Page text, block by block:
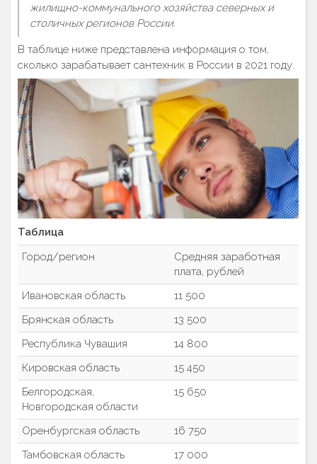
жилищно-коммунального хозяйства северных и
столичных регионов России.
В таблице ниже представлена информация о том,
сколько зарабатывает сантехник в России в 2021 году.
Таблица
Город/регион
Средняя заработная
плата, рублей
Ивановская область
11 500
Брянская область
13 500
Республика Чувашия
14 800
Кировская область
15 450
Белгородская,
Новгородская области
15 650
Оренбургская область
16 750
Тамбовская область
17 000